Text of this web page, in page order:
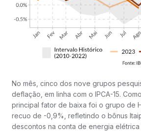
No mês, cinco dos nove grupos
deflação, em linha com o IPCA-15.
principal fator de baixa foi o grupo de
recuo de -0,9%, refletindo o bônus
descontos na conta de energia elétrica